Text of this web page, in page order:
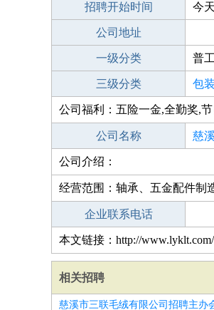
招聘开始时间 今天
公司地址
一级分类 普
三级分类 包
公司福利：五险一金,全勤奖,
公司名称 慈
公司介绍：
经营范围：轴承、五金配件制
企业联系电话
本文链接：http://www.lyklt.com/
相关招聘
慈溪市三联毛绒有限公司招聘主办